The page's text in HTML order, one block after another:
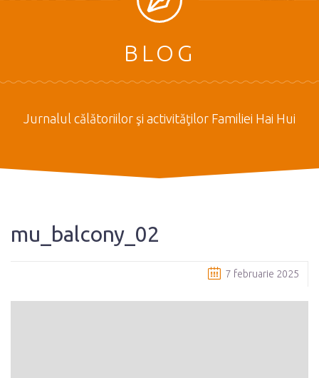
BLOG
Jurnalul călătoriilor şi activităţilor Familiei Hai Hui
mu_balcony_02
7 februarie 2025